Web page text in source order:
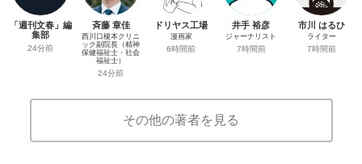
「週刊文春」編
集部
24分前
斉藤 章佳
西川口榎本クリニ
ック副院長（精神
保健福祉士・社会
福祉士）
24分前
ドリヤス工場
漫画家
6時間前
井手 裕彦
ジャーナリスト
7時間前
市川 はるひ
ライター
7時間前
その他の著者を見る